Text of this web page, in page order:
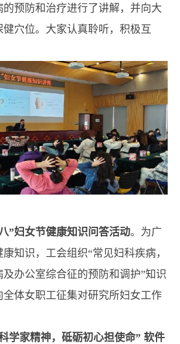
的预防和治疗进行了讲解，并向大
健穴位。大家认真聆听，积极互
”妇女节健康知识问答活动。为广
知识，工会组织“常见妇科疾病，
办公室综合征的预防和调护”知识
全体女职工征集对研究所妇女工作
学家精神，砥砺初心担使命” 软件